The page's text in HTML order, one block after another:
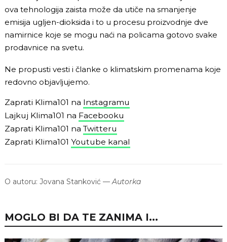
ova tehnologija zaista može da utiče na smanjenje
emisija ugljen-dioksida i to u procesu proizvodnje dve
namirnice koje se mogu naći na policama gotovo svake
prodavnice na svetu.
Ne propusti vesti i članke o klimatskim promenama koje
redovno objavljujemo.
Zaprati Klima101 na Instagramu
Lajkuj Klima101 na Facebooku
Zaprati Klima101 na Twitteru
Zaprati Klima101 Youtube kanal
O autoru: Jovana Stanković —Autorka
MOGLO BI DA TE ZANIMA I...